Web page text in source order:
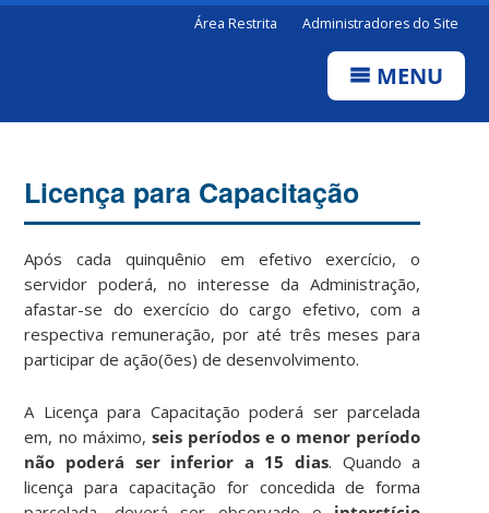
Área Restrita Administradores do Site
MENU
Licença para Capacitação
Após cada quinquênio em efetivo exercício, o
servidor poderá, no interesse da Administração,
afastar-se do exercício do cargo efetivo, com a
respectiva remuneração, por até três meses para
participar de ação(ões) de desenvolvimento.
A Licença para Capacitação poderá ser parcelada
em, no máximo, seis períodos e o menor período
não poderá ser inferior a 15 dias. Quando a
licença para capacitação for concedida de forma